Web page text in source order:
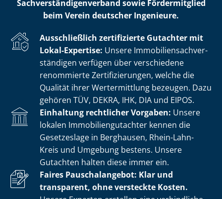
Sach­ver­stän­di­gen­ver­band sowie Fördermitglied
beim Verein deutscher Ingenieure.
Ausschließlich zertifizierte Gutachter mit
Lokal-Expertise: Unsere Im­mo­bi­li­en­sach­ver­
stän­di­gen verfügen über verschiedene
renommierte Zer­ti­fi­zie­run­gen, welche die
Qualität ihrer Wertermittlung bezeugen. Dazu
gehören TÜV, DEKRA, IHK, DIA und EIPOS.
Einhaltung rechtlicher Vorgaben: Unsere
lokalen Im­mo­bi­li­en­gut­ach­ter kennen die
Gesetzeslage in Berghausen, Rhein-Lahn-
Kreis und Umgebung bestens. Unsere
Gutachten halten diese immer ein.
Faires Pauschalangebot: Klar und
transparent, ohne versteckte Kosten.